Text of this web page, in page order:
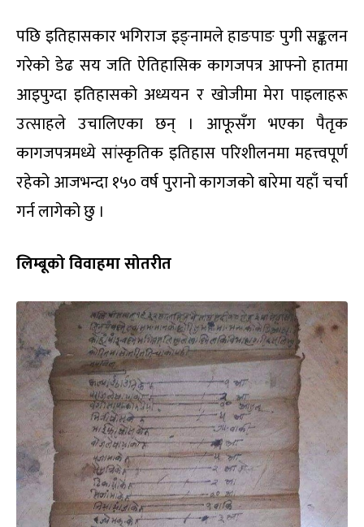
पछि इतिहासकार भगिराज इङ्नामले हाङपाङ पुगी सङ्कलन
गरेको डेढ सय जति ऐतिहासिक कागजपत्र आफ्नो हातमा
आइपुग्दा इतिहासको अध्ययन र खोजीमा मेरा पाइलाहरू
उत्साहले उचालिएका छन् । आफूसँग भएका पैतृक
कागजपत्रमध्ये सांस्कृतिक इतिहास परिशीलनमा महत्त्वपूर्ण
रहेको आजभन्दा १५० वर्ष पुरानो कागजको बारेमा यहाँ चर्चा
गर्न लागेको छु ।
लिम्बूको विवाहमा सोतरीत